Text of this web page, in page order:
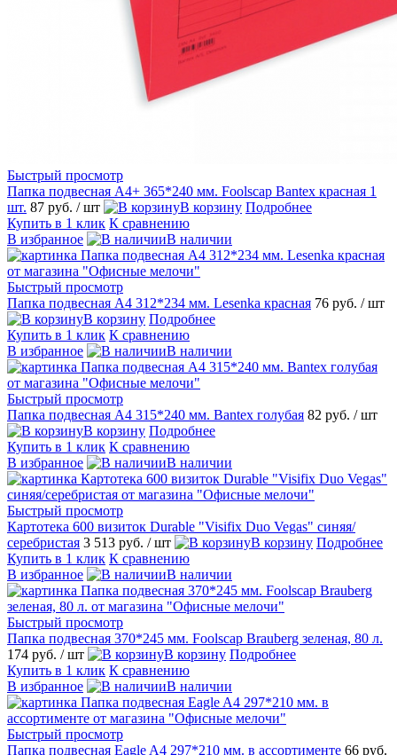
Быстрый просмотр
Папка подвесная А4+ 365*240 мм. Foolscap Bantex красная 1
шт. 87 руб. / шт В корзину Подробнее
Купить в 1 клик К сравнению
В избранное
В наличии
Быстрый просмотр
Папка подвесная А4 312*234 мм. Lesenka красная 76 руб. / шт
В корзину Подробнее
Купить в 1 клик К сравнению
В избранное
В наличии
Быстрый просмотр
Папка подвесная А4 315*240 мм. Bantex голубая 82 руб. / шт
В корзину Подробнее
Купить в 1 клик К сравнению
В избранное
В наличии
Быстрый просмотр
Картотека 600 визиток Durable "Visifix Duo Vegas" синяя/
серебристая 3 513 руб. / шт В корзину Подробнее
Купить в 1 клик К сравнению
В избранное
В наличии
Быстрый просмотр
Папка подвесная 370*245 мм. Foolscap Brauberg зеленая, 80 л.
174 руб. / шт В корзину Подробнее
Купить в 1 клик К сравнению
В избранное
В наличии
Быстрый просмотр
Папка подвесная Eagle A4 297*210 мм. в ассортименте 66 руб.